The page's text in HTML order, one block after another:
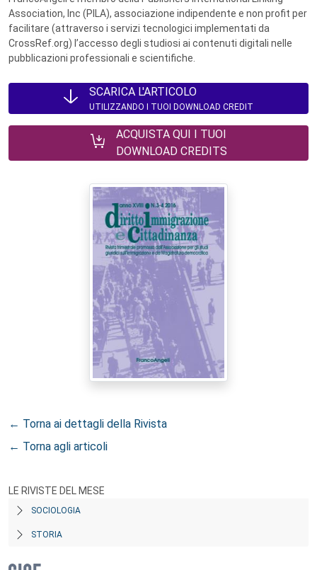
Association, Inc (PILA), associazione indipendente e non profit per
facilitare (attraverso i servizi tecnologici implementati da
CrossRef.org) l’accesso degli studiosi ai contenuti digitali nelle
pubblicazioni professionali e scientifiche.
SCARICA L'ARTICOLO
UTILIZZANDO I TUOI DOWNLOAD CREDIT
ACQUISTA QUI I TUOI
DOWNLOAD CREDITS
← Torna ai dettagli della Rivista
← Torna agli articoli
LE RIVISTE DEL MESE
SOCIOLOGIA
STORIA